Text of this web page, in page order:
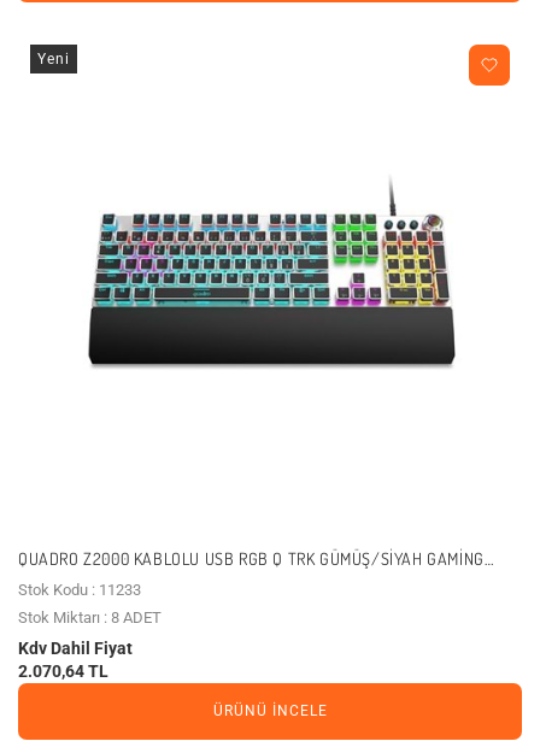
Yeni
QUADRO Z2000 KABLOLU USB RGB Q TRK GÜMÜŞ/SIYAH GAMING
KLAVYE
Stok Kodu : 11233
Stok Miktarı : 8 ADET
Kdv Dahil Fiyat
2.070,64 TL
ÜRÜNÜ İNCELE